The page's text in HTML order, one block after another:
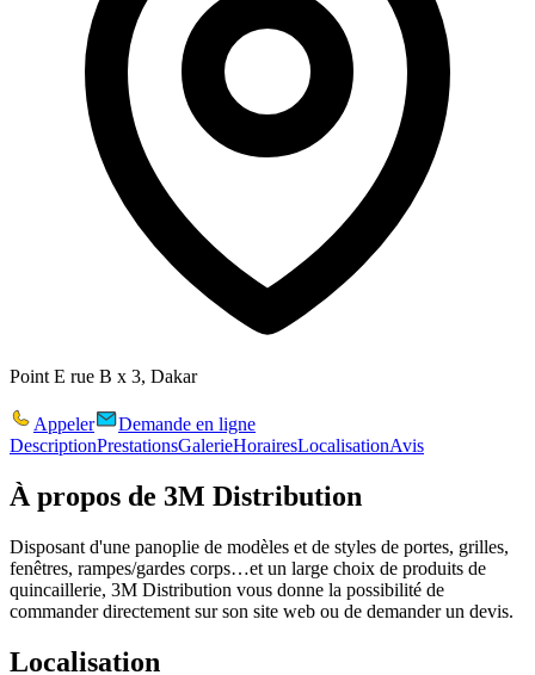
Point E rue B x 3, Dakar
Appeler
Demande en ligne
DescriptionPrestationsGalerieHorairesLocalisationAvis
À propos de 3M Distribution
Disposant d'une panoplie de modèles et de styles de portes, grilles,
fenêtres, rampes/gardes corps…et un large choix de produits de
quincaillerie, 3M Distribution vous donne la possibilité de
commander directement sur son site web ou de demander un devis.
Localisation